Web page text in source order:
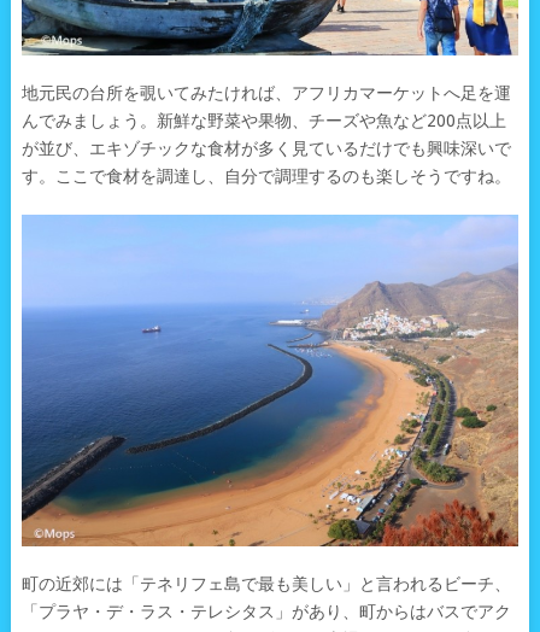
地元民の台所を覗いてみたければ、アフリカマーケットへ足を運
んでみましょう。新鮮な野菜や果物、チーズや魚など200点以上
が並び、エキゾチックな食材が多く見ているだけでも興味深いで
す。ここで食材を調達し、自分で調理するのも楽しそうですね。
町の近郊には「テネリフェ島で最も美しい」と言われるビーチ、
「プラヤ・デ・ラス・テレシタス」があり、町からはバスでアク